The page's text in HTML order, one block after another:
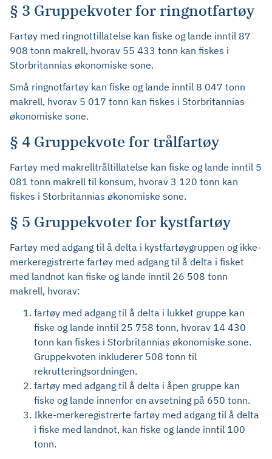
§ 3 Gruppekvoter for ringnotfartøy
Fartøy med ringnottillatelse kan fiske og lande inntil 87
908 tonn makrell, hvorav 55 433 tonn kan fiskes i
Storbritannias økonomiske sone.
Små ringnotfartøy kan fiske og lande inntil 8 047 tonn
makrell, hvorav 5 017 tonn kan fiskes i Storbritannias
økonomiske sone.
§ 4 Gruppekvote for trålfartøy
Fartøy med makrelltråltillatelse kan fiske og lande inntil 5
081 tonn makrell til konsum, hvorav 3 120 tonn kan
fiskes i Storbritannias økonomiske sone.
§ 5 Gruppekvoter for kystfartøy
Fartøy med adgang til å delta i kystfartøygruppen og ikke-
merkeregistrerte fartøy med adgang til å delta i fisket
med landnot kan fiske og lande inntil 26 508 tonn
makrell, hvorav:
fartøy med adgang til å delta i lukket gruppe kan
fiske og lande inntil 25 758 tonn, hvorav 14 430
tonn kan fiskes i Storbritannias økonomiske sone.
Gruppekvoten inkluderer 508 tonn til
rekrutteringsordningen.
fartøy med adgang til å delta i åpen gruppe kan
fiske og lande innenfor en avsetning på 650 tonn.
Ikke-merkeregistrerte fartøy med adgang til å delta
i fiske med landnot, kan fiske og lande inntil 100
tonn.